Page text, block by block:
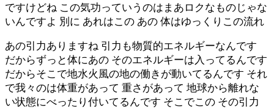
ですけどね この気功っていうのはまあロクなものじゃな
いんですよ 別に あれはこの あの 体はゆっくりこの流れ
あの引力ありますね 引力も物質的エネルギーなんです
だからずっと体にあの そのエネルギーは入ってるんです
だからそこで地水火風の地の働きが動いてるんです それ
で我々のは体重があって 重さがあって 地球から離れな
い状態にべったり付いてるんです そこでこの その引力